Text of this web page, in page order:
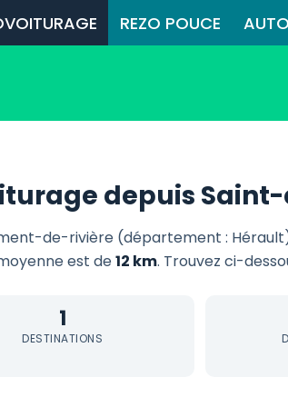
REZO POUCE
depuis
de-rivière (département :
est de12 km. Trouvez ci-
1
DESTINATIONS